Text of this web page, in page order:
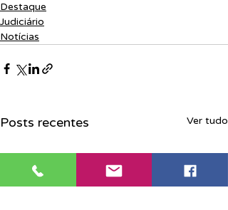
Destaque
Judiciário
Notícias
Posts recentes Ver tudo